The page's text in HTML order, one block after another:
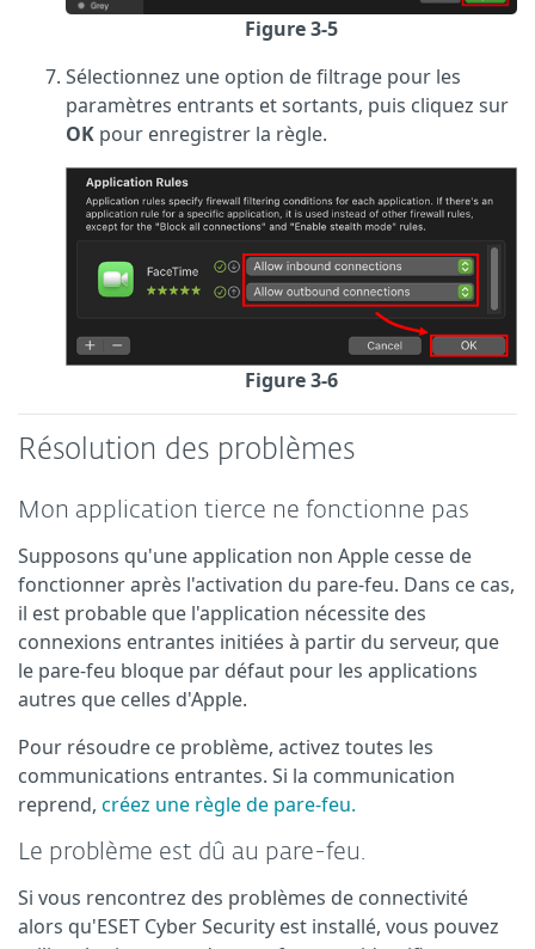
Figure 3-5
Sélectionnez une option de filtrage pour les
paramètres entrants et sortants, puis cliquez sur
OK pour enregistrer la règle.
Figure 3-6
Résolution des problèmes
Mon application tierce ne fonctionne pas
Supposons qu'une application non Apple cesse de
fonctionner après l'activation du pare-feu. Dans ce cas,
il est probable que l'application nécessite des
connexions entrantes initiées à partir du serveur, que
le pare-feu bloque par défaut pour les applications
autres que celles d'Apple.
Pour résoudre ce problème, activez toutes les
communications entrantes. Si la communication
reprend, créez une règle de pare-feu.
Le problème est dû au pare-feu.
Si vous rencontrez des problèmes de connectivité
alors qu'ESET Cyber Security est installé, vous pouvez